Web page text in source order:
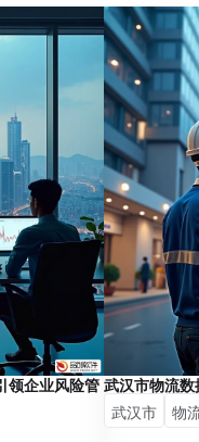
领企业风险管 武汉市物流
武汉市
物